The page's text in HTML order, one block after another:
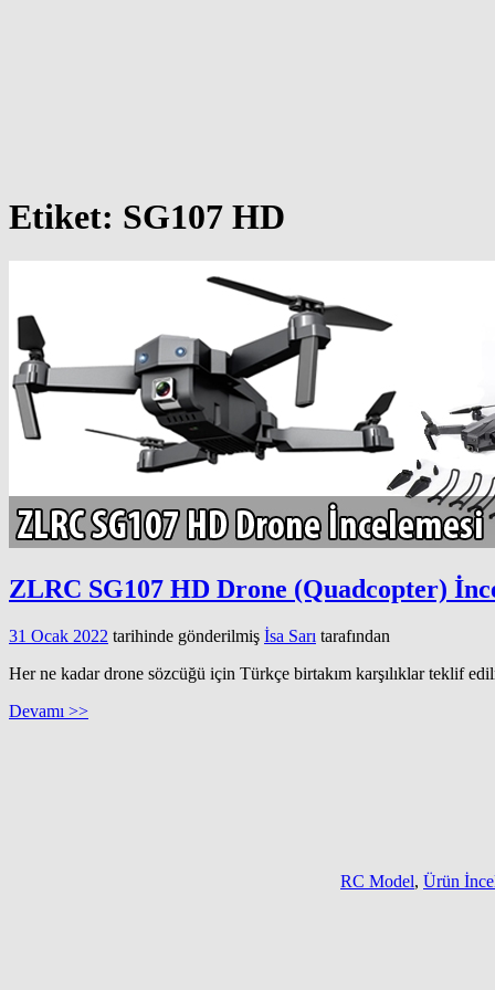
Etiket: SG107 HD
ZLRC SG107 HD Drone (Quadcopter)
31 Ocak 2022 tarihinde gönderilmiş İsa Sarı tarafından
Her ne kadar drone sözcüğü için Türkçe birtakım karşılıklar teklif
Devamı >>
RC Model, Ürün